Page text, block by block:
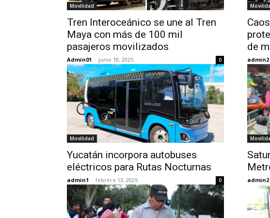
Movilidad
Tren Interoceánico se une al Tren
Maya con más de 100 mil
pasajeros movilizados
Admin01 - junio 18, 2025 0
de
admin2
Movilidad
Yucatán incorpora autobuses
eléctricos para Rutas Nocturnas
admin1 - febrero 13, 2025 0 admin2